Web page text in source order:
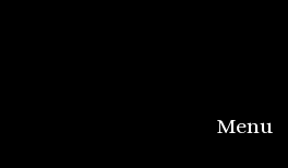
Menu